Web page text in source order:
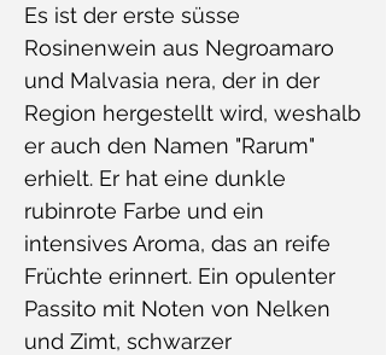
Es ist der erste süsse
Rosinenwein aus Negroamaro
und Malvasia nera, der in der
Region hergestellt wird, weshalb
er auch den Namen "Rarum"
erhielt. Er hat eine dunkle
rubinrote Farbe und ein
intensives Aroma, das an reife
Früchte erinnert. Ein opulenter
Passito mit Noten von Nelken
und Zimt, schwarzer